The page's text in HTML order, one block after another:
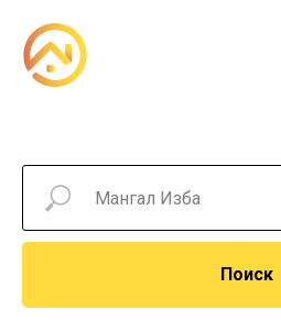
Поиск